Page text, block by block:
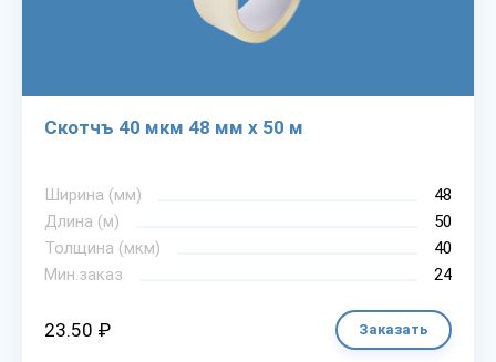
Скотчъ 40 мкм 48 мм х 50 м
Ширина (мм)
48
Длина (м)
50
Толщина (мкм)
40
Мин.заказ
24
23.50 ₽ Заказать